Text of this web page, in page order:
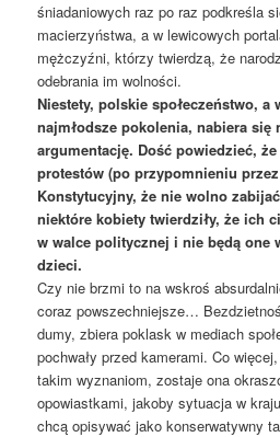
śniadaniowych raz po raz podkreśla
macierzyństwa, a w lewicowych
mężczyźni, którzy twierdzą, że
odebrania im wolności.
Niestety, polskie społeczeństwo, a
najmłodsze pokolenia, nabiera się
argumentację. Dość powiedzieć,
protestów (po przypomnieniu przez
Konstytucyjny, że nie wolno
niektóre kobiety twierdziły, że ich
w walce politycznej i nie będą one
dzieci.
Czy nie brzmi to na wskroś
coraz powszechniejsze…
dumy, zbiera poklask w mediach
pochwały przed kamerami. Co
takim wyznaniom, zostaje ona
opowiastkami, jakoby sytuacja w
chcą opisywać jako konserwatywny